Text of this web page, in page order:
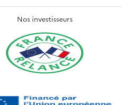
Nos investisseurs